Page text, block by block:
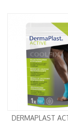
DERMAPLAST